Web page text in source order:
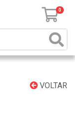
0
VOLTAR